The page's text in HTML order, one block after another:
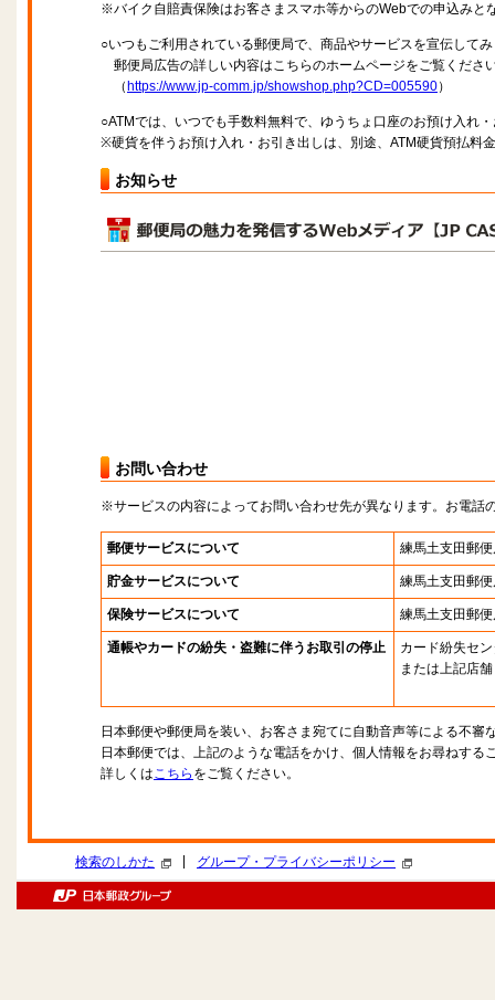
※バイク自賠責保険はお客さまスマホ等からのWebでの申込みと
○いつもご利用されている郵便局で、商品やサービスを宣伝して
郵便局広告の詳しい内容はこちらのホームページをご覧くださ
（ https://www.jp-comm.jp/showshop.php?CD=005590）
○ATMでは、いつでも手数料無料で、ゆうちょ口座のお預け入れ
※硬貨を伴うお預け入れ・お引き出しは、別途、ATM硬貨預払料
お知らせ
お問い合わせ
※サービスの内容によってお問い合わせ先が異なります。お電話
郵便サービスについて 練馬土支田郵
貯金サービスについて 練馬土支田郵
保険サービスについて 練馬土支田郵
通帳やカードの紛失・盗難に伴うお取引の停止
カード紛失セ
または上記店舗
日本郵便や郵便局を装い、お客さま宛てに自動音声等による不審
日本郵便では、上記のような電話をかけ、個人情報をお尋ねする
詳しくはこちら をご覧ください。
検索のしかた グループ・プライバシーポリシー